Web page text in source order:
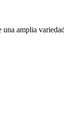
amplia